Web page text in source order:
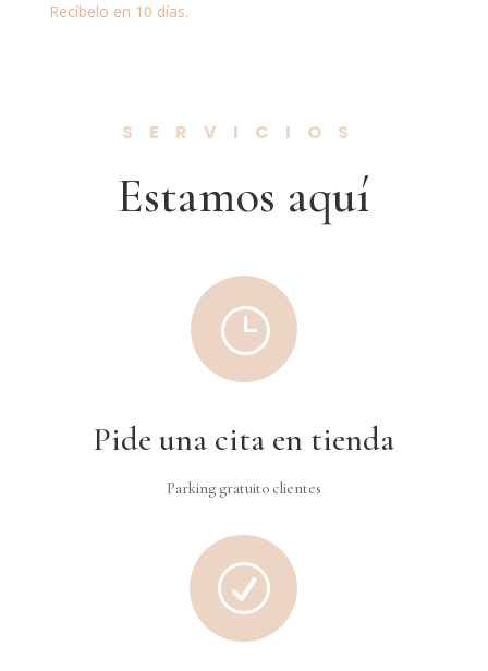
Recíbelo en 10 días.
SERVICIOS
Estamos aquí
}
Pide una cita en tienda
Parking gratuito clientes
R